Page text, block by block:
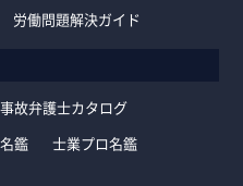
労働問題解決ガイド
故弁護士カタログ
鑑 士業プロ名鑑